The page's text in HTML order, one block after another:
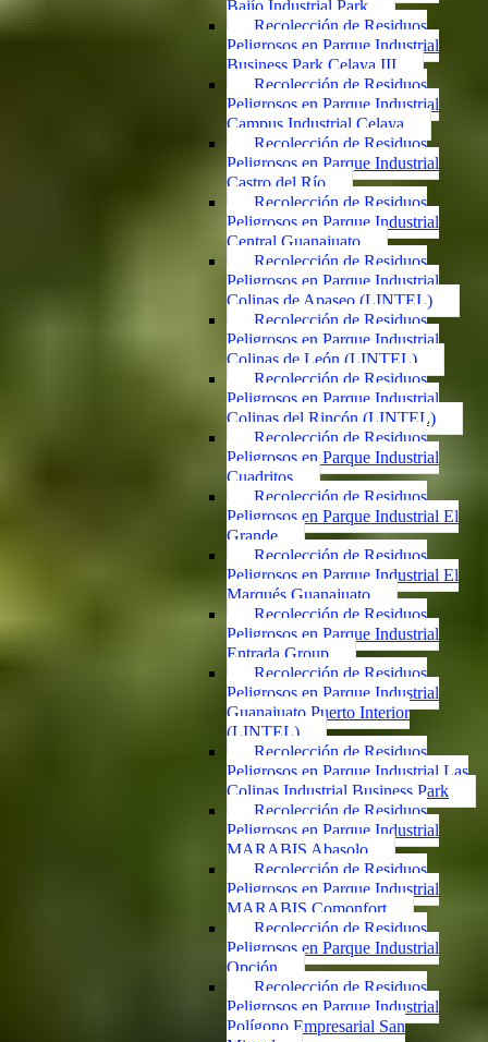
Bajío Industrial Park
Recolección de Residuos
Peligrosos en Parque Industrial
Business Park Celaya III
Recolección de Residuos
Peligrosos en Parque Industrial
Campus Industrial Celaya
Recolección de Residuos
Peligrosos en Parque Industrial
Castro del Río
Recolección de Residuos
Peligrosos en Parque Industrial
Central Guanajuato
Recolección de Residuos
Peligrosos en Parque Industrial
Colinas de Apaseo (LINTEL)
Recolección de Residuos
Peligrosos en Parque Industrial
Colinas de León (LINTEL)
Recolección de Residuos
Peligrosos en Parque Industrial
Colinas del Rincón (LINTEL)
Recolección de Residuos
Peligrosos en Parque Industrial
Cuadritos
Recolección de Residuos
Peligrosos en Parque Industrial El
Grande
Recolección de Residuos
Peligrosos en Parque Industrial El
Marqués Guanajuato
Recolección de Residuos
Peligrosos en Parque Industrial
Entrada Group
Recolección de Residuos
Peligrosos en Parque Industrial
Guanajuato Puerto Interior
(LINTEL)
Recolección de Residuos
Peligrosos en Parque Industrial Las
Colinas Industrial Business Park
Recolección de Residuos
Peligrosos en Parque Industrial
MARABIS Abasolo
Recolección de Residuos
Peligrosos en Parque Industrial
MARABIS Comonfort
Recolección de Residuos
Peligrosos en Parque Industrial
Opción
Recolección de Residuos
Peligrosos en Parque Industrial
Polígono Empresarial San